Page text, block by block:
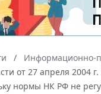
Информационно-
от 27 апреля 2004
нормы НК РФ не